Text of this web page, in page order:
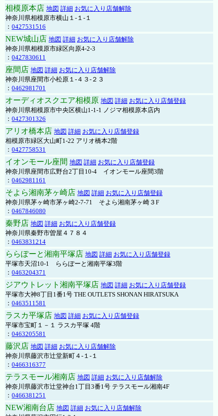
相模原本店 地図 詳細 お気に入り店舗解除
神奈川県相模原市横山１-１-１
： 0427531516
NEW城山店 地図 詳細 お気に入り店舗解除
神奈川県相模原市緑区向原4-2-3
： 0427830611
座間店 地図 詳細 お気に入り店舗解除
神奈川県座間市小松原１-４３-２３
： 0462981701
オーディオスクエア相模原 地図 詳細 お気に入り店舗登録
神奈川県相模原市中央区横山1-1-1 ノジマ相模原本店内
： 0427301326
アリオ橋本店 地図 詳細 お気に入り店舗登録
相模原市緑区大山町1-22 アリオ橋本2階
： 0427758531
イオンモール座間 地図 詳細 お気に入り店舗登録
神奈川県座間市広野台2丁目10-4 イオンモール座間3階
： 0462981161
そよら湘南茅ヶ崎店 地図 詳細 お気に入り店舗登録
神奈川県茅ヶ崎市茅ヶ崎2‐7‐71 そよら湘南茅ヶ崎３F
： 0467846080
秦野店 地図 詳細 お気に入り店舗登録
神奈川県秦野市曽屋４７８４
： 0463831214
ららぽーと湘南平塚店 地図 詳細 お気に入り店舗登録
平塚市天沼10-1 ららぽーと湘南平塚3階
： 0463204371
ジアウトレット湘南平塚店 地図 詳細 お気に入り店舗登録
平塚市大神8丁目1番1号 THE OUTLETS SHONAN HIRATSUKA
： 0463511581
ラスカ平塚店 地図 詳細 お気に入り店舗登録
平塚市宝町１－１ ラスカ平塚 4階
： 0463205581
藤沢店 地図 詳細 お気に入り店舗解除
神奈川県藤沢市辻堂新町４-１-１
： 0466316377
テラスモール湘南店 地図 詳細 お気に入り店舗解除
神奈川県藤沢市辻堂神台1丁目3番1号 テラスモール湘南4F
： 0466381251
NEW湘南台店 地図 詳細 お気に入り店舗解除